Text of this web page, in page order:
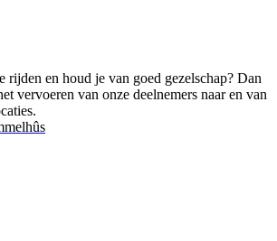
en houd je van goed gezelschap? Dan
vervoeren van onze deelnemers naar en van